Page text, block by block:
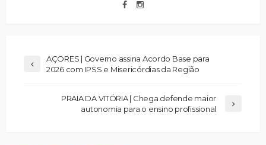
AÇORES | Governo assina Acordo Base para
2026 com IPSS e Misericórdias da Região
PRAIA DA VITÓRIA | Chega defende maior
autonomia para o ensino profissional